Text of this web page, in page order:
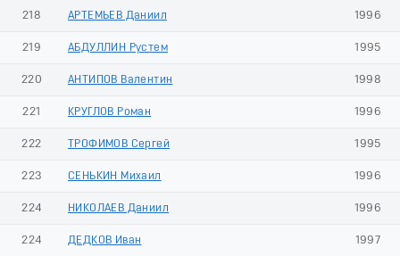
218 АРТЕМЬЕВ Даниил 1996
219 АБДУЛЛИН Рустем 1995
220 АНТИПОВ Валентин 1998
221 КРУГЛОВ Роман 1996
222 ТРОФИМОВ Сергей 1995
223 СЕНЬКИН Михаил 1996
224 НИКОЛАЕВ Даниил 1996
224 ДЕДКОВ Иван 1997